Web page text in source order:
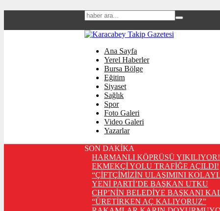
Ana Sayfa
Yerel Haberler
Bursa Bölge
Eğitim
Siyaset
Sağlık
Spor
Foto Galeri
Video Galeri
Yazarlar
SON DAKİKA
HARMANLI KÖPRÜSÜ YIKILIYOR!
EKMEKÇİ YOLU TRAFİĞE AÇILDI!
“ÇİFTÇİMİZİN ULAŞIMINI
YENİ PARTİ’DE BAŞKAN UTKU
CHP’NİN BELEDİYE BAŞKANI
“ÜRETİRKEN AÇ KALIYORUZ”